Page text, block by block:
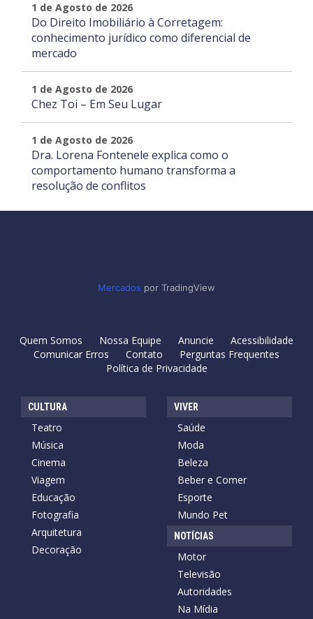
1 de Agosto de 2026
Do Direito Imobiliário à Corretagem:
conhecimento jurídico como diferencial de
mercado
1 de Agosto de 2026
Chez Toi – Em Seu Lugar
1 de Agosto de 2026
Dra. Lorena Fontenele explica como o
comportamento humano transforma a
resolução de conflitos
Mercados por TradingView
Quem Somos Nossa Equipe Anuncie
Acessibilidade
Comunicar Erros
Contato
Perguntas Frequentes
Política de Privacidade
CULTURA
Teatro
Música
Cinema
Viagem
Educação
Fotografia
Arquitetura
Decoração
VIVER
Saúde
Moda
Beleza
Beber e Comer
Esporte
Mundo Pet
NOTÍCIAS
Motor
Televisão
Autoridades
Na Mídia